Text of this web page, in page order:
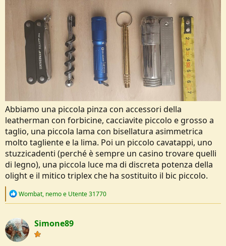
Abbiamo una piccola pinza con accessori della
leatherman con forbicine, cacciavite piccolo e grosso a
taglio, una piccola lama con bisellatura asimmetrica
molto tagliente e la lima. Poi un piccolo cavatappi, uno
stuzzicadenti (perché è sempre un casino trovare quelli
di legno), una piccola luce ma di discreta potenza della
olight e il mitico triplex che ha sostituito il bic piccolo.
R
c
t
i
o
Wombat, nemoe Utente 31770
Simone89